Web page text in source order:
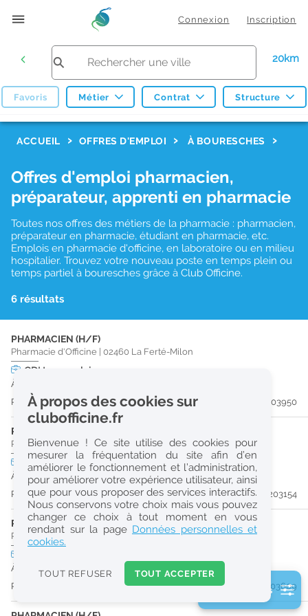
Connexion Inscription
20km
Favoris Métier Contrat Structure
Réinitialiser
2
0
k
Consulter les offres de la France d'outre-mer
ACCUEIL OFFRES D'EMPLOI À BOURESCHES
Offres d'emploi pharmacien,
préparateur, apprenti en pharmacie
Toutes nos offres des métiers de la pharmacie : pharmacien,
préparateur en pharmacie, étudiant en pharmacie, etc.
Emplois en pharmacie d'officine, en laboratoire ou en milieu
hospitalier. Trouvez votre nouveau poste en temps plein ou
temps partiel à bouresches grâce à Club Officine.
6 résultats
PHARMACIEN (H/F)
Pharmacie d'Officine 02460 La Ferté-Milon
CDI temps plein
À partir du 06/10/26
Publiée il y a 9 jour(s)
#203950
PRÉPARATEUR EN PHARMACIE (H/F)
Pharmacie d'Officine|02400 Château-Thierry
temps plein
À partir du 30/08/26
Publiée il y a 12 jour(s)
#203154
PHARMACIEN (H/F)
Pharmacie d'Officine 02310 Nogent-L'Artaud
À partir du 30/08/26
Publiée il y a 13 jour(s)
#203609
2 filtre(s) actifs
À propos des cookies sur
clubofficine.fr
Bienvenue ! Ce site utilise des cookies pour
mesurer la fréquentation du site afin d’en
améliorer le fonctionnement et l’administration,
pour améliorer votre expérience utilisateur, ainsi
que pour vous proposer des services interactifs.
Nous conservons votre choix mais vous pouvez
changer ce choix à tout moment en vous
rendant sur la page Données personnelles et
cookies.
TOUT REFUSER TOUT ACCEPTER